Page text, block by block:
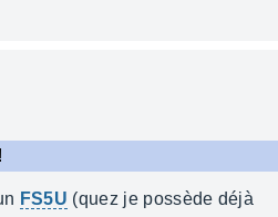
FS5U (quez je possède déjà